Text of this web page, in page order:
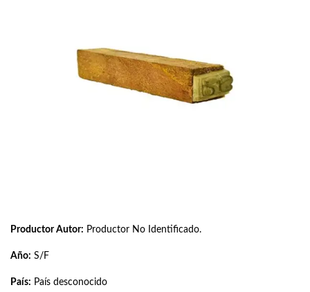
Productor Autor: Productor No Identificado.
Año: S/F
País: País desconocido